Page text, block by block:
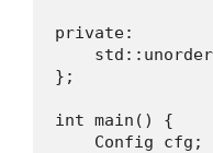
private:
};
int main() {
    Config cfg;